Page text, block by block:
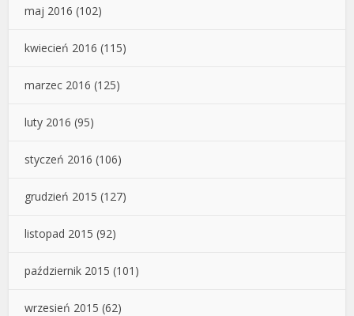
maj 2016 (102)
kwiecień 2016 (115)
marzec 2016 (125)
luty 2016 (95)
styczeń 2016 (106)
grudzień 2015 (127)
listopad 2015 (92)
październik 2015 (101)
wrzesień 2015 (62)